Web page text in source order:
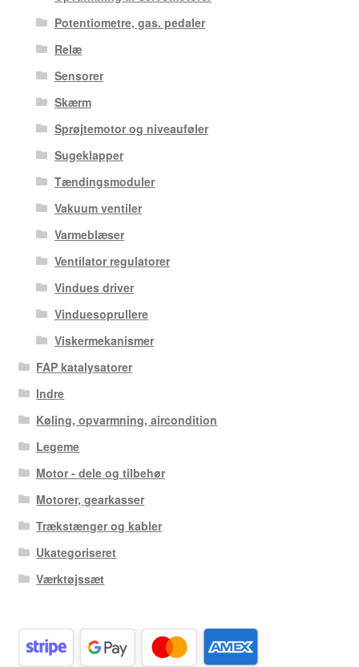
Potentiometre, gas. pedaler
Relæ
Sensorer
Skærm
Sprøjtemotor og niveauføler
Sugeklapper
Tændingsmoduler
Vakuum ventiler
Varmeblæser
Ventilator regulatorer
Vindues driver
Vinduesoprullere
Viskermekanismer
FAP katalysatorer
Indre
Køling, opvarmning, aircondition
Legeme
Motor - dele og tilbehør
Motorer, gearkasser
Trækstænger og kabler
Ukategoriseret
Værktøjssæt